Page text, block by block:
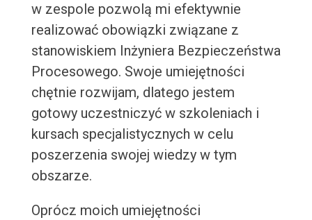
w zespole pozwolą mi efektywnie
realizować obowiązki związane z
stanowiskiem Inżyniera Bezpieczeństwa
Procesowego. Swoje umiejętności
chętnie rozwijam, dlatego jestem
gotowy uczestniczyć w szkoleniach i
kursach specjalistycznych w celu
poszerzenia swojej wiedzy w tym
obszarze.
Oprócz moich umiejętności